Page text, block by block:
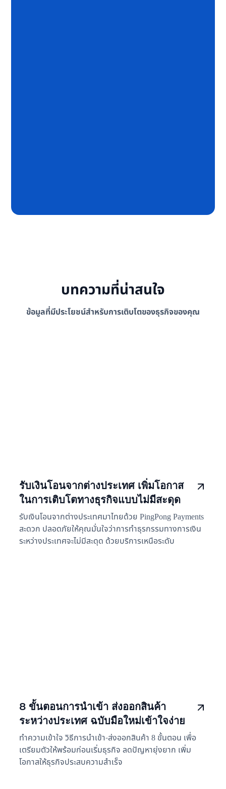
บทความที่น่าสนใจ
ข้อมูลที่มีประโยชน์สำหรับการเติบโตของธุรกิจของคุณ
รับเงินโอนจากต่างประเทศ เพิ่มโอกาส
ในการเติบโตทางธุรกิจแบบไม่มีสะดุด
รับเงินโอนจากต่างประเทศมาไทยด้วย PingPong Payments
สะดวก ปลอดภัยให้คุณมั่นใจว่าการทำธุรกรรมทางการเงิน
ระหว่างประเทศจะไม่มีสะดุด ด้วยบริการเหนือระดับ
8 ขั้นตอนการนำเข้า ส่งออกสินค้า
ระหว่างประเทศ ฉบับมือใหม่เข้าใจง่าย
ทำความเข้าใจ วิธีการนำเข้า-ส่งออกสินค้า 8 ขั้นตอน เพื่อ
เตรียมตัวให้พร้อมก่อนเริ่มธุรกิจ ลดปัญหายุ่งยาก เพิ่ม
โอกาสให้ธุรกิจประสบความสำเร็จ